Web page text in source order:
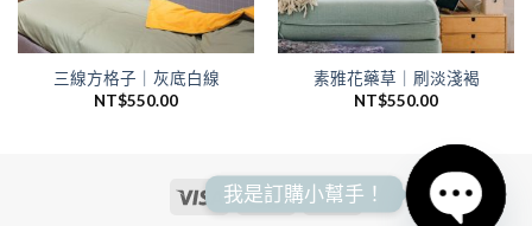
三線方格子｜灰底白線
NT$550.00
素雅花藥草｜刷淡淺褐
NT$550.00
我是訂購小幫手！